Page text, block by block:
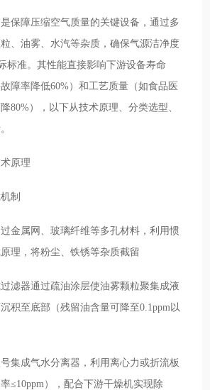
保障压缩空气质量的关键设备，通过多
、油雾、水汽等杂质，确保气源洁净度
标准。其性能直接影响下游设备寿命
故障率降低60%）和工艺质量（如食品医
80%），以下从技术原理、分类选型、
原理
制
金属网、玻璃纤维等多孔材料，利用惯
理，将粉尘、铁锈等杂质截留
滤器通过疏油涂层使油雾颗粒聚集成液
积至底部（残留油含量可降至0.1ppm以
集成气水分离器，利用离心力或折流板
≤10ppm），配合下游干燥机实现除